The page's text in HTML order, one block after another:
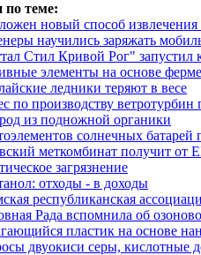
по теме:
новый способ
научились заряжать
Стил Кривой Рог" запустил
элементы на основе
ледники теряют в весе
по производству
из подножной органики
солнечных батарей
меткомбинат получит от
загрязнение
отходы - в доходы
республиканская
Рада вспомнила об
пластик на основе
двуокиси серы, кислотные